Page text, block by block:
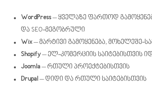
WordPress – ყველაზე ფართოდ
და SEO-მეგობრული
Wix – მარტივი გამოყენება, მოხელეშე-
Shopify – ელ-კომერციის საიტებისთვის
Joomla – რთული პროექტებისთვის
Drupal – დიდი და რთული საიტებისთვის